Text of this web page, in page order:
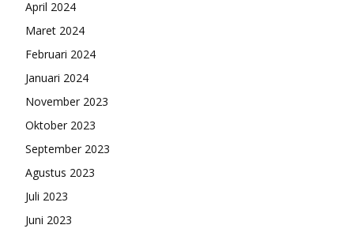
April 2024
Maret 2024
Februari 2024
Januari 2024
November 2023
Oktober 2023
September 2023
Agustus 2023
Juli 2023
Juni 2023